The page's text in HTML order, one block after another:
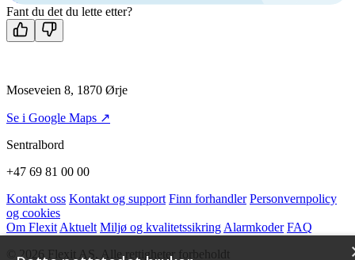
Fant du det du lette etter?
Moseveien 8, 1870 Ørje
Se i Google Maps ↗
Sentralbord
+47 69 81 00 00
Kontakt oss Kontakt og support Finn forhandler Personvernpolicy
og cookies
Om Flexit Aktuelt Miljø og kvalitetssikring Alarmkoder FAQ
© 2026 Flexit AS. Alle rettigheter forbeholdt